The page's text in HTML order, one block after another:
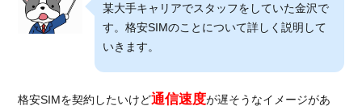
某大手キャリアでスタッフをしていた金沢で
す。格安SIMのことについて詳しく説明して
いきます。
格安SIMを契約したいけど通信速度が遅そうなイメージがあ